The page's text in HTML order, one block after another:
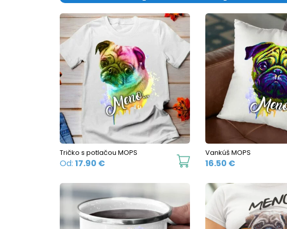
Tričko s potlačou MOPS
Od: 17.90 €
This
has
multiple
variants.
Vankúš MOPS
16.50 €